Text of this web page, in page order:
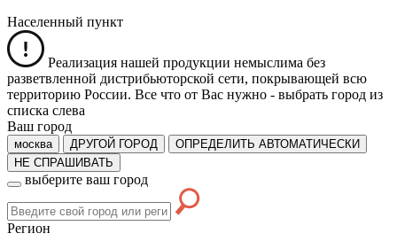
Населенный пункт
Реализация нашей продукции немыслима без
разветвленной дистрибьюторской сети, покрывающей всю
территорию России. Все что от Вас нужно - выбрать город из
списка слева
Ваш город
москва ДРУГОЙ ГОРОД
ОПРЕДЕЛИТЬ АВТОМАТИЧЕСКИ
НЕ СПРАШИВАТЬ
выберите ваш город
Регион